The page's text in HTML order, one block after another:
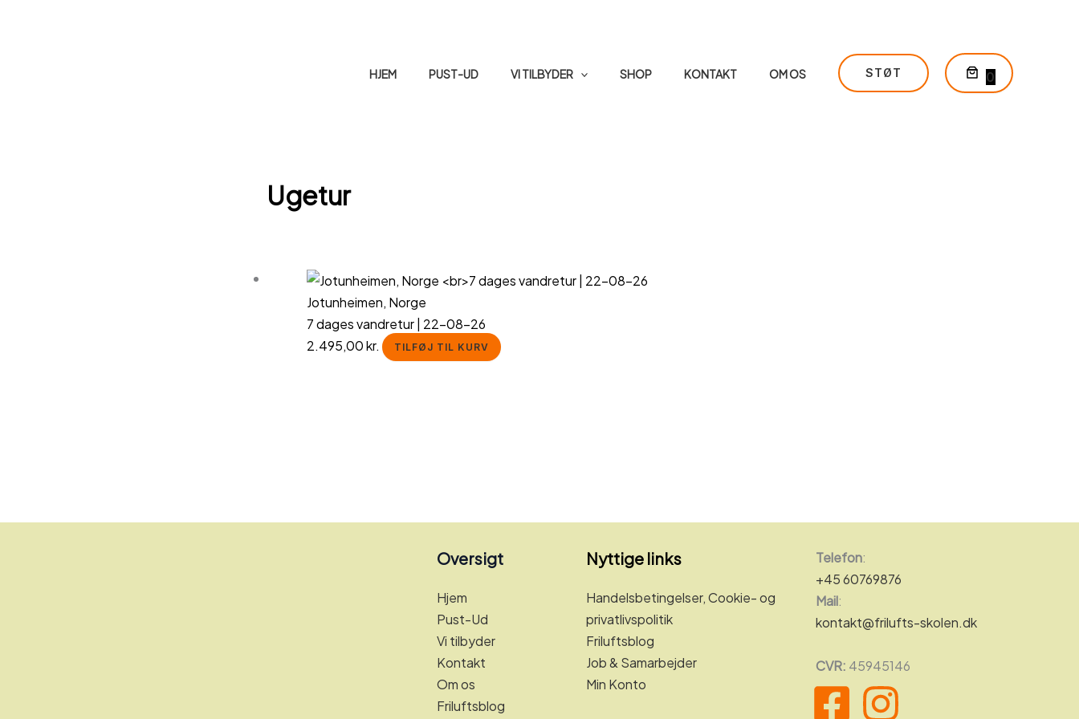
HJEM PUST-UD VI TILBYDER SHOP KONTAKT OM OS STØT 0
Ugetur
Jotunheimen, Norge
7 dages vandretur | 22-08-26
2.495,00kr. TILFØJ TIL KURV
Oversigt
Hjem
Pust-Ud
Vi tilbyder
Kontakt
Om os
Friluftsblog
Nyttige links
Handelsbetingelser, Cookie- og
privatlivspolitik
Friluftsblog
Job & Samarbejder
Min Konto
Telefon:
+45 60769876
Mail:
kontakt@frilufts-skolen.dk
CVR: 45945146